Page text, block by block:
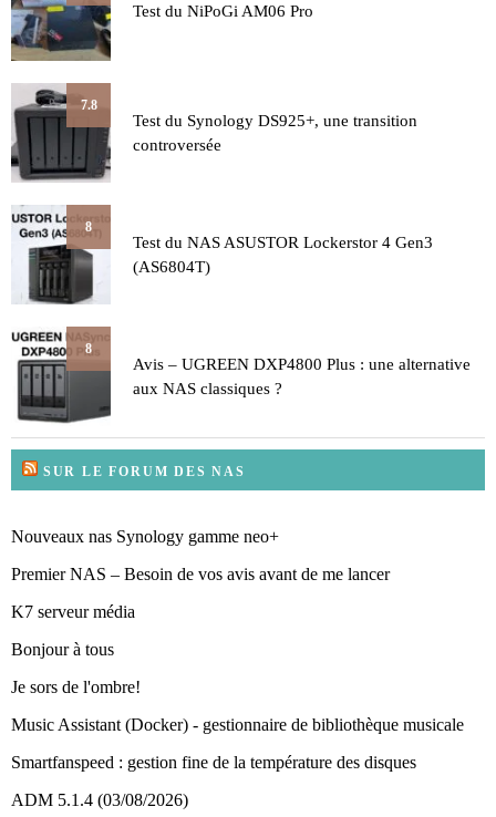
Test du NiPoGi AM06 Pro
7.8
Test du Synology DS925+, une transition
controversée
8
Test du NAS ASUSTOR Lockerstor 4 Gen3
(AS6804T)
8
Avis – UGREEN DXP4800 Plus : une alternative
aux NAS classiques ?
SUR LE FORUM DES NAS
Nouveaux nas Synology gamme neo+
Premier NAS – Besoin de vos avis avant de me lancer
K7 serveur média
Bonjour à tous
Je sors de l'ombre!
Music Assistant (Docker) - gestionnaire de bibliothèque musicale
Smartfanspeed : gestion fine de la température des disques
ADM 5.1.4 (03/08/2026)